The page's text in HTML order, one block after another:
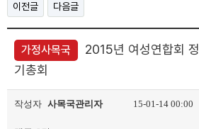
이전글 다음글
가정사목국
2015년 여성연합회 정
기총회
작성자 사목국관리자 15-01-14 00:00